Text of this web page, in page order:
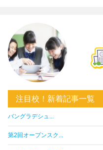
注目校！新着記事一覧
バングラデシュ...
第2回オープンスク...